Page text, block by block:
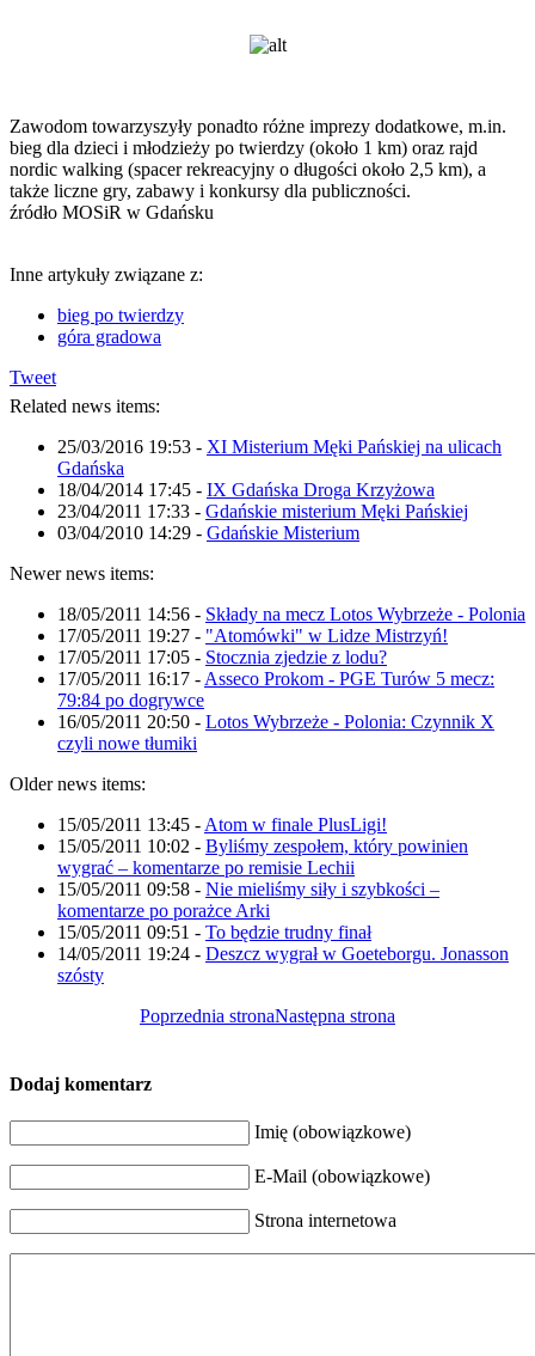
Zawodom towarzyszyły ponadto różne imprezy dodatkowe, m.in.
bieg dla dzieci i młodzieży po twierdzy (około 1 km) oraz rajd
nordic walking (spacer rekreacyjny o długości około 2,5 km), a
także liczne gry, zabawy i konkursy dla publiczności.
źródło MOSiR w Gdańsku
Inne artykuły związane z:
bieg po twierdzy
góra gradowa
Tweet
Related news items:
25/03/2016 19:53 - XI Misterium Męki Pańskiej na ulicach
Gdańska
18/04/2014 17:45 - IX Gdańska Droga Krzyżowa
23/04/2011 17:33 - Gdańskie misterium Męki Pańskiej
03/04/2010 14:29 - Gdańskie Misterium
Newer news items:
18/05/2011 14:56 - Składy na mecz Lotos Wybrzeże - Polonia
17/05/2011 19:27 - "Atomówki" w Lidze Mistrzyń!
17/05/2011 17:05 - Stocznia zjedzie z lodu?
17/05/2011 16:17 - Asseco Prokom - PGE Turów 5 mecz:
79:84 po dogrywce
16/05/2011 20:50 - Lotos Wybrzeże - Polonia: Czynnik X
czyli nowe tłumiki
Older news items:
15/05/2011 13:45 - Atom w finale PlusLigi!
15/05/2011 10:02 - Byliśmy zespołem, który powinien
wygrać – komentarze po remisie Lechii
15/05/2011 09:58 - Nie mieliśmy siły i szybkości –
komentarze po porażce Arki
15/05/2011 09:51 - To będzie trudny finał
14/05/2011 19:24 - Deszcz wygrał w Goeteborgu. Jonasson
szósty
Poprzednia stronaNastępna strona
Dodaj komentarz
Imię (obowiązkowe)
E-Mail (obowiązkowe)
Strona internetowa